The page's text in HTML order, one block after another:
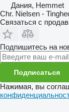
Дания, Hemmet
Chr. Nielsen -
Связаться с
Подпишитесь на
Подписаться
Нажимая, вы